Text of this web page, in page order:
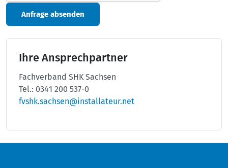
Anfrage absenden
Ihre Ansprechpartner
Fachverband SHK Sachsen
Tel.: 0341 200 537-0
fvshk.sachsen@installateur.net